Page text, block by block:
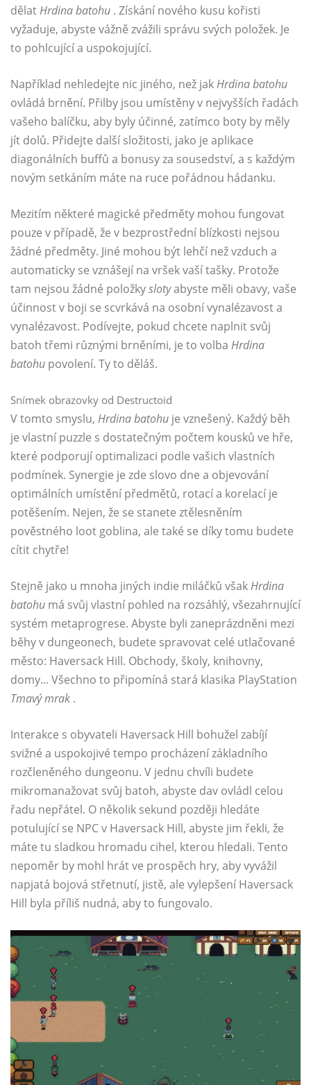
dělatHrdina batohu . Získání nového kusu kořisti
vyžaduje, abyste vážně zvážili správu svých položek. Je
to pohlcující a uspokojující.
Například nehledejte nic jiného, ​​než jakHrdina batohu
ovládá brnění. Přilby jsou umístěny v nejvyšších řadách
vašeho balíčku, aby byly účinné, zatímco boty by měly
jít dolů. Přidejte další složitosti, jako je aplikace
diagonálních buffů a bonusy za sousedství, a s každým
novým setkáním máte na ruce pořádnou hádanku.
Mezitím některé magické předměty mohou fungovat
pouze v případě, že v bezprostřední blízkosti nejsou
žádné předměty. Jiné mohou být lehčí než vzduch a
automaticky se vznášejí na vršek vaší tašky. Protože
tam nejsou žádné položkyslotyabyste měli obavy, vaše
účinnost v boji se scvrkává na osobní vynalézavost a
vynalézavost. Podívejte, pokud chcete naplnit svůj
batoh třemi různými brněními, je to volba Hrdina
batohu povolení. Ty to děláš.
Snímek obrazovky od Destructoid
V tomto smyslu, Hrdina batohu je vznešený. Každý běh
je vlastní puzzle s dostatečným počtem kousků ve hře,
které podporují optimalizaci podle vašich vlastních
podmínek. Synergie je zde slovo dne a objevování
optimálních umístění předmětů, rotací a korelací je
potěšením. Nejen, že se stanete ztělesněním
pověstného loot goblina, ale také se díky tomu budete
cítit chytře!
Stejně jako u mnoha jiných indie miláčků všakHrdina
batohu má svůj vlastní pohled na rozsáhlý, všezahrnující
systém metaprogrese. Abyste byli zaneprázdněni mezi
běhy v dungeonech, budete spravovat celé utlačované
město: Haversack Hill. Obchody, školy, knihovny,
domy... Všechno to připomíná stará klasika PlayStation
Tmavý mrak .
Interakce s obyvateli Haversack Hill bohužel zabíjí
svižné a uspokojivé tempo procházení základního
rozčleněného dungeonu. V jednu chvíli budete
mikromanažovat svůj batoh, abyste dav ovládl celou
řadu nepřátel. O několik sekund později hledáte
potulující se NPC v Haversack Hill, abyste jim řekli, že
máte tu sladkou hromadu cihel, kterou hledali. Tento
nepoměr by mohl hrát ve prospěch hry, aby vyvážil
napjatá bojová střetnutí, jistě, ale vylepšení Haversack
Hill byla příliš nudná, aby to fungovalo.